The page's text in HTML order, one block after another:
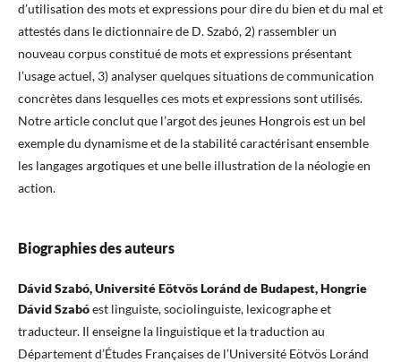
d’utilisation des mots et expressions pour dire du bien et du mal et
attestés dans le dictionnaire de D. Szabó, 2) rassembler un
nouveau corpus constitué de mots et expressions présentant
l’usage actuel, 3) analyser quelques situations de communication
concrètes dans lesquelles ces mots et expressions sont utilisés.
Notre article conclut que l’argot des jeunes Hongrois est un bel
exemple du dynamisme et de la stabilité caractérisant ensemble
les langages argotiques et une belle illustration de la néologie en
action.
Biographies des auteurs
Dávid Szabó, Université Eötvös Loránd de Budapest, Hongrie
Dávid Szabóest linguiste, sociolinguiste, lexicographe et
traducteur. Il enseigne la linguistique et la traduction au
Département d’Études Françaises de l’Université Eötvös Loránd